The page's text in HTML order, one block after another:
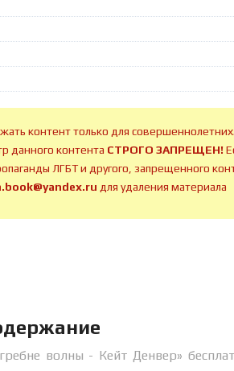
контент только для
данного контента СТРОГО ЗАПРЕЩЕН!
ЛГБТ и другого, запрещенного
для удаления материала
волны - Кейт Денвер»